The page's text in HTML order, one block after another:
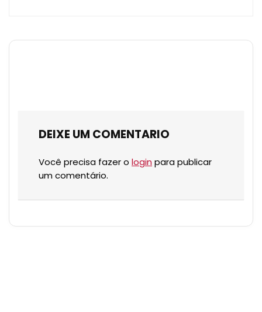
DEIXE UM COMENTARIO
Você precisa fazer o login para publicar
um comentário.